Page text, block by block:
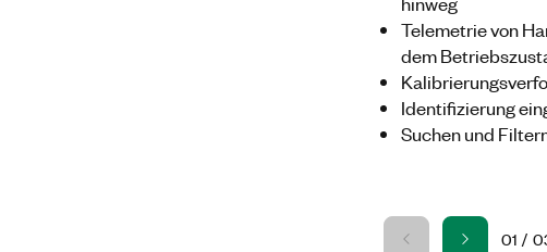
Telemetrie von
dem
Identifizierung
Suchen und
01 /